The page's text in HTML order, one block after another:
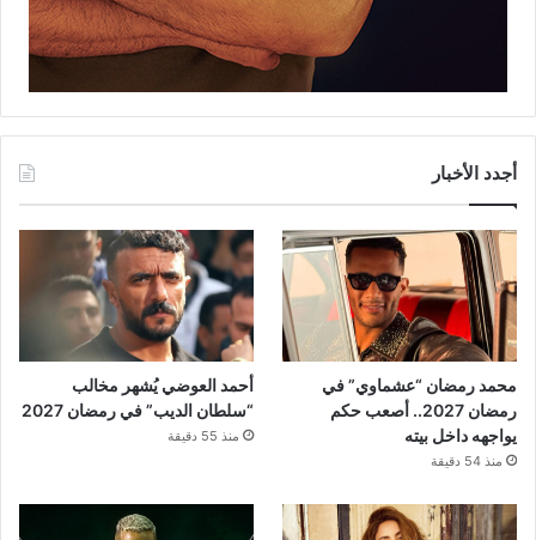
أجدد الأخبار
محمد رمضان “عشماوي” في
رمضان 2027.. أصعب حكم
يواجهه داخل بيته
منذ 54 دقيقة
أحمد العوضي يُشهر مخالب
“سلطان الديب” في رمضان 2027
منذ 55 دقيقة